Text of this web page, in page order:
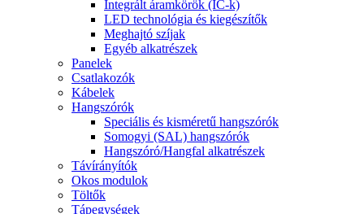
Integrált áramkörök (IC-k)
LED technológia és kiegészítők
Meghajtó szíjak
Egyéb alkatrészek
Panelek
Csatlakozók
Kábelek
Hangszórók
Speciális és kisméretű hangszórók
Somogyi (SAL) hangszórók
Hangszóró/Hangfal alkatrészek
Távírányítók
Okos modulok
Töltők
Tápegységek